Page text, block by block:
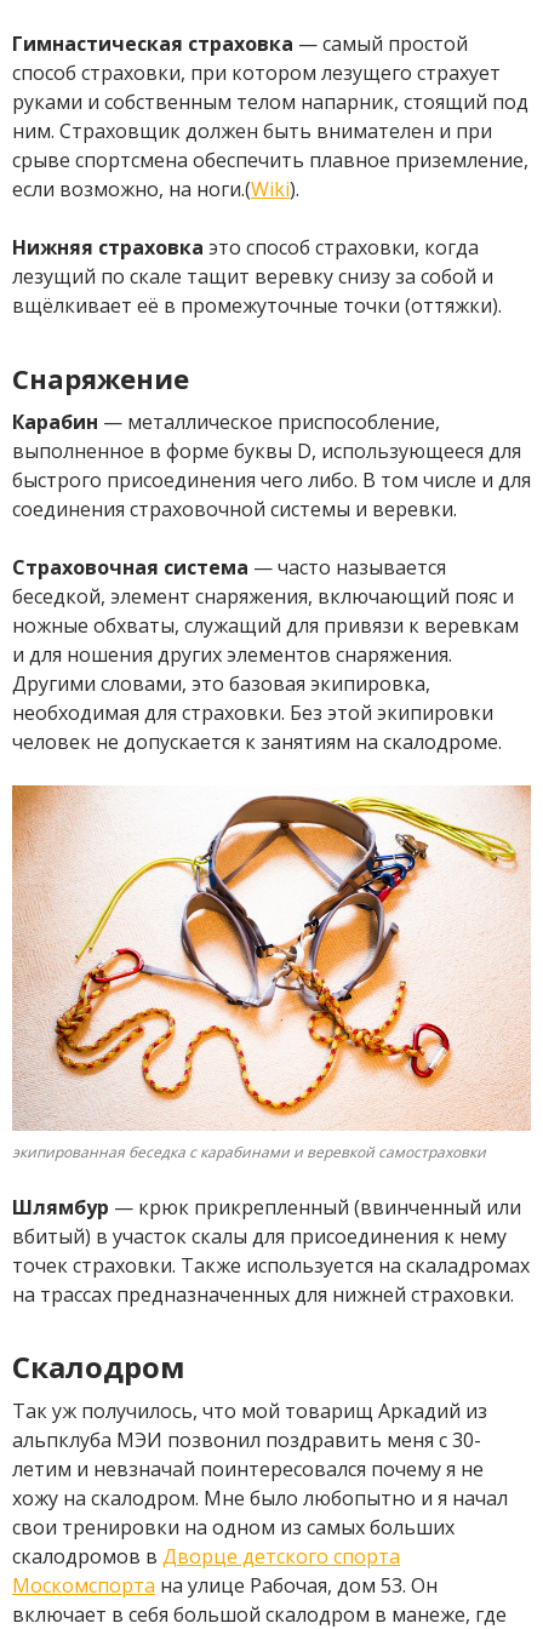
Гимнастическая страховка — самый простой
способ страховки, при котором лезущего страхует
руками и собственным телом напарник, стоящий под
ним. Страховщик должен быть внимателен и при
срыве спортсмена обеспечить плавное приземление,
если возможно, на ноги.(Wiki).
Нижняя страховка это способ страховки, когда
лезущий по скале тащит веревку снизу за собой и
вщёлкивает её в промежуточные точки (оттяжки).
Снаряжение
Карабин — металлическое приспособление,
выполненное в форме буквы D, использующееся для
быстрого присоединения чего либо. В том числе и для
соединения страховочной системы и веревки.
Страховочная система — часто называется
беседкой, элемент снаряжения, включающий пояс и
ножные обхваты, служащий для привязи к веревкам
и для ношения других элементов снаряжения.
Другими словами, это базовая экипировка,
необходимая для страховки. Без этой экипировки
человек не допускается к занятиям на скалодроме.
экипированная беседка с карабинами и веревкой самостраховки
Шлямбур — крюк прикрепленный (ввинченный или
вбитый) в участок скалы для присоединения к нему
точек страховки. Также используется на скаладромах
на трассах предназначенных для нижней страховки.
Скалодром
Так уж получилось, что мой товарищ Аркадий из
альпклуба МЭИ позвонил поздравить меня с 30-
летим и невзначай поинтересовался почему я не
хожу на скалодром. Мне было любопытно и я начал
свои тренировки на одном из самых больших
скалодромов в Дворце детского спорта
Москомспорта на улице Рабочая, дом 53. Он
включает в себя большой скалодром в манеже, где